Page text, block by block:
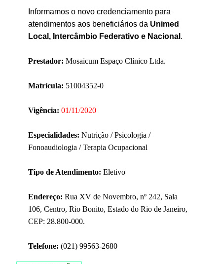
Informamos o novo credenciamento para
atendimentos aos beneficiários da Unimed
Local, Intercâmbio Federativo e Nacional .
Prestador: Mosaicum Espaço Clínico Ltda.
Matrícula: 51004352-0
Vigência: 01/11/2020
Especialidades: Nutrição / Psicologia /
Fonoaudiologia / Terapia Ocupacional
Tipo de Atendimento: Eletivo
Endereço: Rua XV de Novembro, nº 242, Sala
106, Centro, Rio Bonito, Estado do Rio de Janeiro,
CEP: 28.800-000.
Telefone: (021) 99563-2680